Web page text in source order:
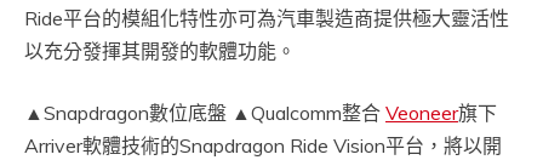
Ride平台的模組化特性亦可為汽車製造商提供極大靈活性
以充分發揮其開發的軟體功能。
▲Snapdragon數位底盤 ▲Qualcomm整合 Veoneer旗下
Arriver軟體技術的Snapdragon Ride Vision平台，將以開